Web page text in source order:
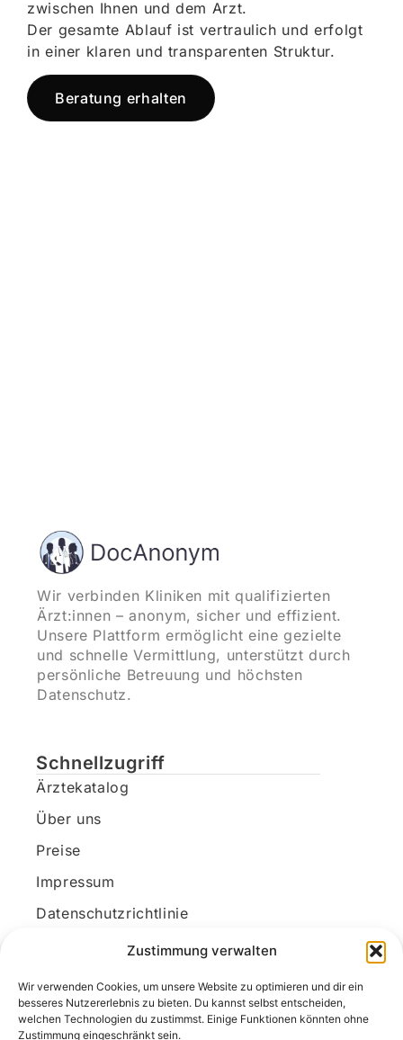
Zustimmung verwalten
Wir verwenden Cookies, um unsere Website zu optimieren und dir ein
besseres Nutzererlebnis zu bieten. Du kannst selbst entscheiden,
welchen Technologien du zustimmst. Einige Funktionen könnten ohne
Zustimmung eingeschränkt sein.
zwischen Ihnen und dem Arzt.
Der gesamte Ablauf ist vertraulich und erfolgt
in einer klaren und transparenten Struktur.
Beratung erhalten
Wir verbinden Kliniken mit qualifizierten
Ärzt:innen – anonym, sicher und effizient.
Unsere Plattform ermöglicht eine gezielte
und schnelle Vermittlung, unterstützt durch
persönliche Betreuung und höchsten
Datenschutz.
Schnellzugriff
Ärztekatalog
Über uns
Preise
Impressum
Datenschutzrichtlinie
Kundenkonto
Unsere Kontaktdaten
E-Mail: kontakt@docanonym.com